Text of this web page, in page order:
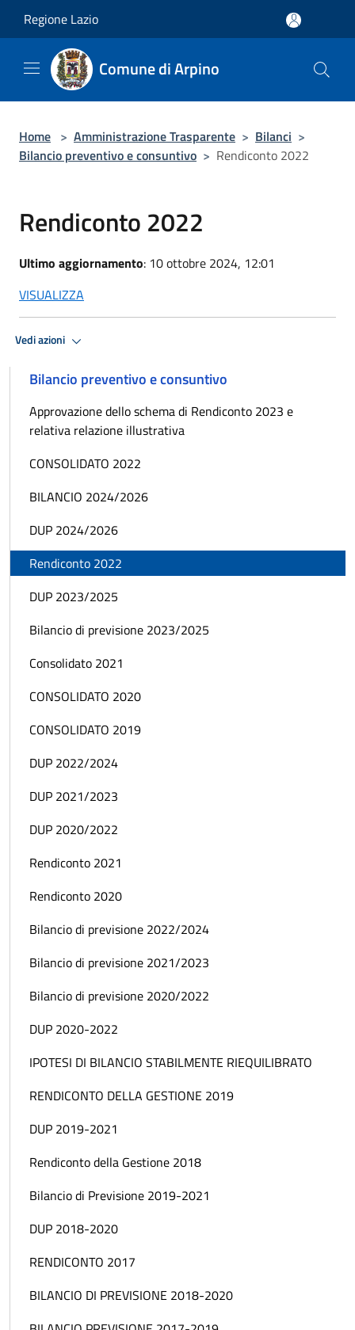
Regione Lazio
Comune di Arpino
Home > Amministrazione Trasparente > Bilanci >
Bilancio preventivo e consuntivo > Rendiconto 2022
Rendiconto 2022
Ultimo aggiornamento: 10 ottobre 2024, 12:01
VISUALIZZA
Vedi azioni
Bilancio preventivo e consuntivo
Approvazione dello schema di Rendiconto 2023 e
relativa relazione illustrativa
CONSOLIDATO 2022
BILANCIO 2024/2026
DUP 2024/2026
Rendiconto 2022
DUP 2023/2025
Bilancio di previsione 2023/2025
Consolidato 2021
CONSOLIDATO 2020
CONSOLIDATO 2019
DUP 2022/2024
DUP 2021/2023
DUP 2020/2022
Rendiconto 2021
Rendiconto 2020
Bilancio di previsione 2022/2024
Bilancio di previsione 2021/2023
Bilancio di previsione 2020/2022
DUP 2020-2022
IPOTESI DI BILANCIO STABILMENTE RIEQUILIBRATO
RENDICONTO DELLA GESTIONE 2019
DUP 2019-2021
Rendiconto della Gestione 2018
Bilancio di Previsione 2019-2021
DUP 2018-2020
RENDICONTO 2017
BILANCIO DI PREVISIONE 2018-2020